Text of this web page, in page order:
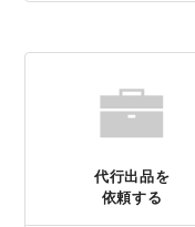
代行出品を
依頼する